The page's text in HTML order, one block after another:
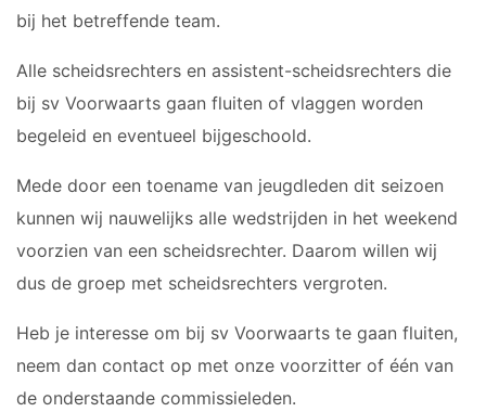
INFORMATIE
bij het betreffende team.
Alle scheidsrechters en assistent-scheidsrechters die
bij sv Voorwaarts gaan fluiten of vlaggen worden
begeleid en eventueel bijgeschoold.
Mede door een toename van jeugdleden dit seizoen
kunnen wij nauwelijks alle wedstrijden in het weekend
voorzien van een scheidsrechter. Daarom willen wij
dus de groep met scheidsrechters vergroten.
Heb je interesse om bij sv Voorwaarts te gaan fluiten,
neem dan contact op met onze voorzitter of één van
de onderstaande commissieleden.